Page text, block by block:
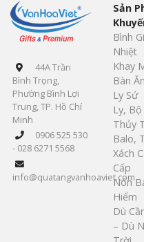
44A Trần
Bình Trọng,
Phường Bình Lợi
Trung, TP. Hồ Chí
Minh
0906 525 530
- 028 6271 5568
info@quatangvanhoaviet.com
Sản
Bình
Nhiệt
Khay
Bàn Ăn
Ly Sứ
Ly,
Thủy
Balo,
Xách
Cấp
Nón
Hiểm
Dù
– Dù